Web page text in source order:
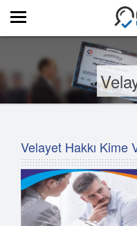
Velayet Hakkı Kime